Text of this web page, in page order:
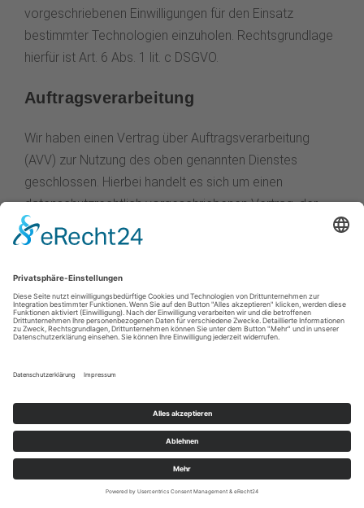
vorgeschriebenen Einwilligungen für den Einsatz
bestimmter Technologien einzuholen. Rechtsgrundlage
hierfür ist Art. 6 Abs. 1 lit. c DSGVO.
Auftragsverarbeitung
Wir haben einen Vertrag über Auftragsverarbeitung
(AVV) zur Nutzung des oben genannten Dienstes
geschlossen. Hierbei handelt es sich um einen
datenschutzrechtlich vorgeschriebenen Vertrag, der
gewährleistet, dass dieser die personenbezogenen
Daten unserer Websitebesucher nur nach unseren
Server-Log-Dateien
automatisch Informationen in so genannten Server-
Log-Dateien, die Ihr Browser automatisch an uns
übermittelt. Dies sind:
Browsertyp und Browserversion
verwendetes Betriebssystem